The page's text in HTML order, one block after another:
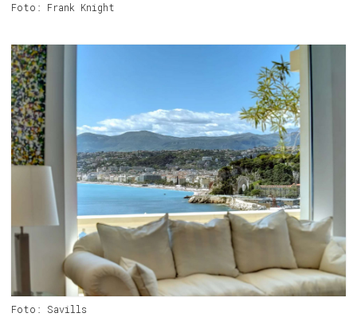
Foto: Frank Knight
Foto: Savills